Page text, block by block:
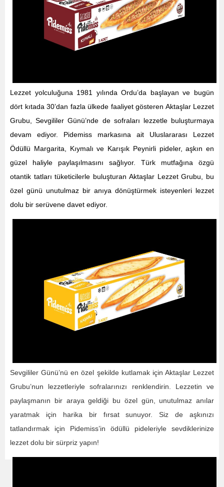
Lezzet yolculuğuna 1981 yılında Ordu’da başlayan ve bugün
dört kıtada 30’dan fazla ülkede faaliyet gösteren Aktaşlar Lezzet
Grubu, Sevgililer Günü’nde de sofraları lezzetle buluşturmaya
devam ediyor. Pidemiss markasına ait Uluslararası Lezzet
Ödüllü Margarita, Kıymalı ve Karışık Peynirli pideler, aşkın en
güzel haliyle paylaşılmasını sağlıyor. Türk mutfağına özgü
otantik tatları tüketicilerle buluşturan Aktaşlar Lezzet Grubu, bu
özel günü unutulmaz bir anıya dönüştürmek isteyenleri lezzet
dolu bir serüvene davet ediyor.
Sevgililer Günü’nü en özel şekilde kutlamak için Aktaşlar Lezzet
Grubu’nun lezzetleriyle sofralarınızı renklendirin. Lezzetin ve
paylaşmanın bir araya geldiği bu özel gün, unutulmaz anılar
yaratmak için harika bir fırsat sunuyor. Siz de aşkınızı
tatlandırmak için Pidemiss’in ödüllü pideleriyle sevdiklerinize
lezzet dolu bir sürpriz yapın!